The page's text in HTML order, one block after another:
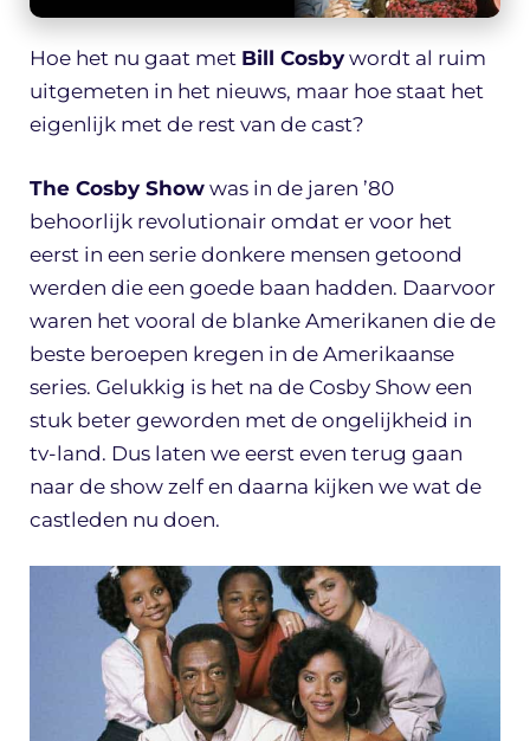
Hoe het nu gaat met Bill Cosby wordt al ruim
uitgemeten in het nieuws, maar hoe staat het
eigenlijk met de rest van de cast?
The Cosby Show was in de jaren ’80
behoorlijk revolutionair omdat er voor het
eerst in een serie donkere mensen getoond
werden die een goede baan hadden. Daarvoor
waren het vooral de blanke Amerikanen die de
beste beroepen kregen in de Amerikaanse
series. Gelukkig is het na de Cosby Show een
stuk beter geworden met de ongelijkheid in
tv-land. Dus laten we eerst even terug gaan
naar de show zelf en daarna kijken we wat de
castleden nu doen.